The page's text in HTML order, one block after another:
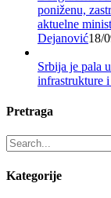
poniženu,
aktuelne
Dejanović18/
Srbija je pala
infrastrukture
Pretraga
Kategorije